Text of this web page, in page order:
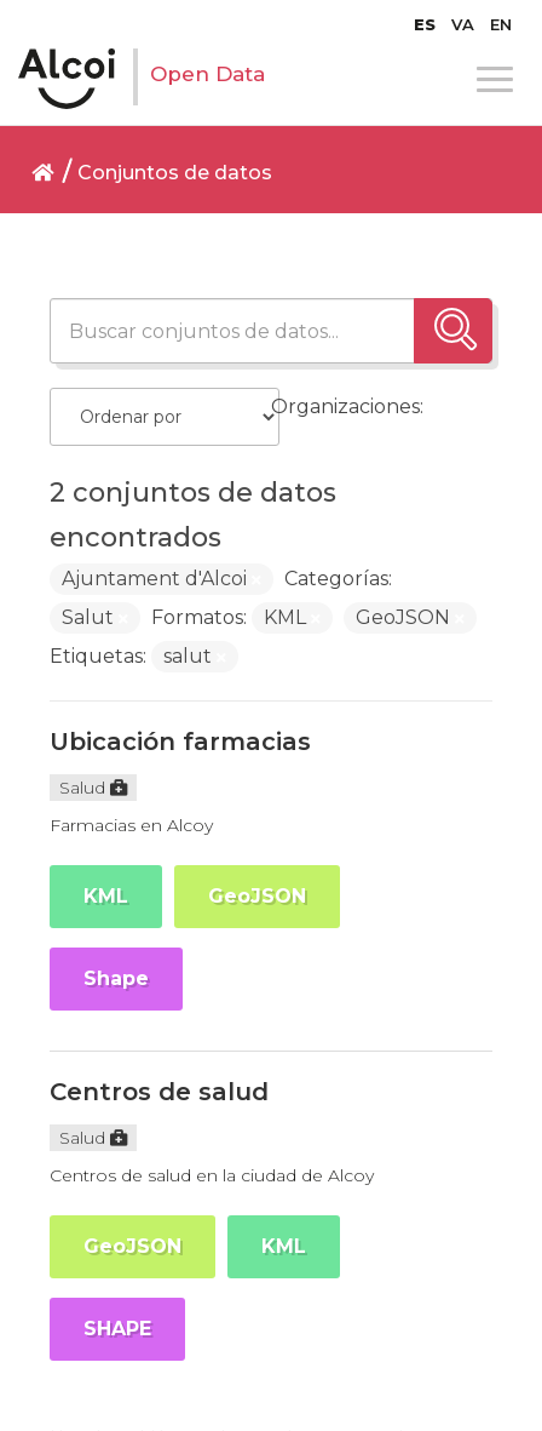
ES VA EN
Open Data
Conjuntos de datos
2 conjuntos de datos
encontrados
Organizaciones:
Ajuntament d'Alcoi
Categorías:
Salut
Formatos: KML
GeoJSON
Etiquetas:
salut
Ubicación farmacias
Salud
Farmacias en Alcoy
KML GeoJSON
Shape
Centros de salud
Salud
Centros de salud en la ciudad de Alcoy
GeoJSON KML
SHAPE